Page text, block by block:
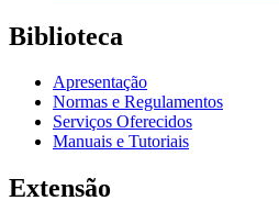
Biblioteca
Apresentação
Normas e Regulamentos
Serviços Oferecidos
Manuais e Tutoriais
Extensão